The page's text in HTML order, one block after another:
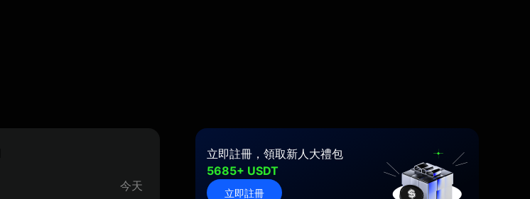
今天
立即註冊，領取新人大禮包
5685+ USDT
立即註冊